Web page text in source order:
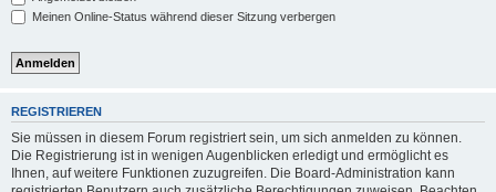
Meinen Online-Status während dieser Sitzung verbergen
REGISTRIEREN
Sie müssen in diesem Forum registriert sein, um sich anmelden zu können.
Die Registrierung ist in wenigen Augenblicken erledigt und ermöglicht es
Ihnen, auf weitere Funktionen zuzugreifen. Die Board-Administration kann